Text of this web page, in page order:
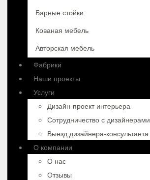
Барные стойки
Кованая мебель
Авторская мебель
Фабрики
Наши проекты
Услуги
Дизайн-проект интерьера
Сотрудничество с дизайнерами
Выезд дизайнера-консультанта
О компании
О нас
Отзывы